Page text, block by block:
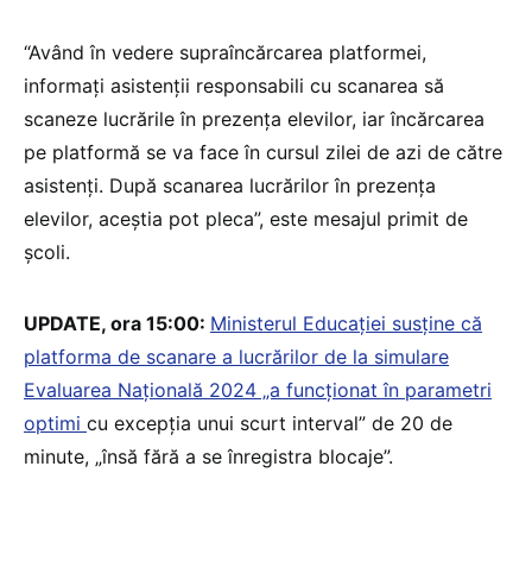
“Având în vedere supraîncărcarea platformei,
informați asistenții responsabili cu scanarea să
scaneze lucrările în prezența elevilor, iar încărcarea
pe platformă se va face în cursul zilei de azi de către
asistenți. După scanarea lucrărilor în prezența
elevilor, aceștia pot pleca”, este mesajul primit de
școli.
UPDATE, ora 15:00: Ministerul Educației susține că
platforma de scanare a lucrărilor de la simulare
Evaluarea Națională 2024 „a funcționat în parametri
optimi cu excepția unui scurt interval” de 20 de
minute, „însă fără a se înregistra blocaje”.